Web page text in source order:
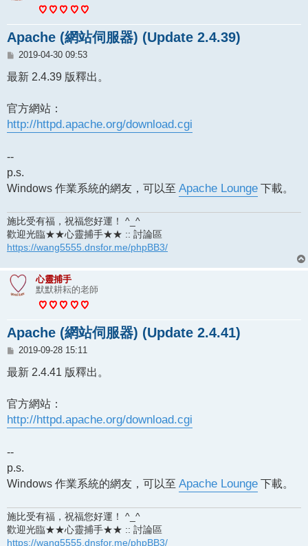
Apache (網站伺服器) (Update 2.4.39)
文
2019-04-30 09:53
最新 2.4.39 版釋出。
官方網站：
http://httpd.apache.org/download.cgi
--
p.s.
Windows 作業系統的網友，可以至 Apache Lounge 下載。
施比受有福，祝福您好運！ ^_^
歡迎光臨★★心靈捕手★★ :: 討論區
https://wang5555.dnsfor.me/phpBB3/
心靈捕手
默默耕耘的老師
Apache (網站伺服器) (Update 2.4.41)
文
2019-09-28 15:11
最新 2.4.41 版釋出。
官方網站：
http://httpd.apache.org/download.cgi
--
p.s.
Windows 作業系統的網友，可以至 Apache Lounge 下載。
施比受有福，祝福您好運！ ^_^
歡迎光臨★★心靈捕手★★ :: 討論區
https://wang5555.dnsfor.me/phpBB3/